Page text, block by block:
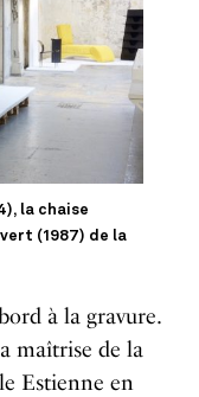
la chaise
(1987) de la
à la gravure.
maîtrise de la
Estienne en